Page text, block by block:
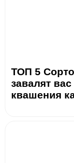
ТОП 5
завалят
квашения